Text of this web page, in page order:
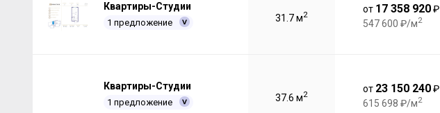
Квартиры-Студии
1 предложение 31.7 м2
от 17 358 920₽
547 600 ₽/м2
Квартиры-Студии
1 предложение 37.6 м2
от 23 150 240₽
615 698 ₽/м2